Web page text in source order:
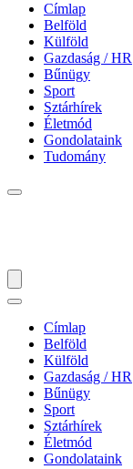
Címlap
Belföld
Külföld
Gazdaság / HR
Bűnügy
Sport
Sztárhírek
Életmód
Gondolataink
Tudomány
Címlap
Belföld
Külföld
Gazdaság / HR
Bűnügy
Sport
Sztárhírek
Életmód
Gondolataink